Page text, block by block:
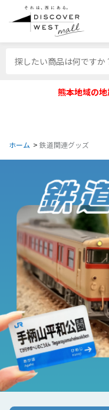
熊本地域の
ホーム > 鉄道関連グッズ